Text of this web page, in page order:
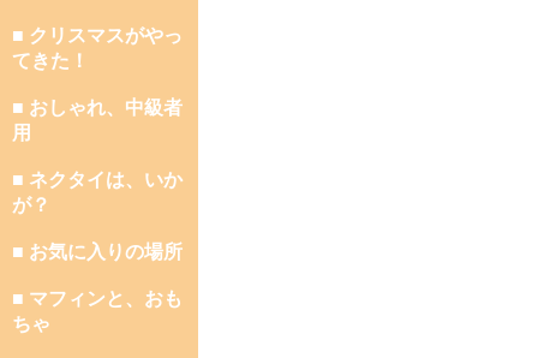
■ クリスマスがやっ
てきた！
■ おしゃれ、中級者
用
■ ネクタイは、いか
が？
■ お気に入りの場所
■ マフィンと、おも
ちゃ